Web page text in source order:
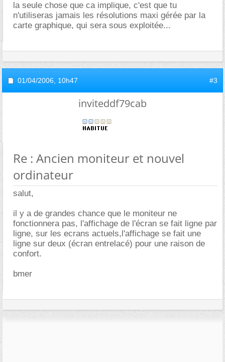
la seule chose que ca implique, c'est que tu
n'utiliseras jamais les résolutions maxi gérée par la
carte graphique, qui sera sous exploitée...
01/04/2006, 10h47 #3
inviteddf79cab
Re : Ancien moniteur et nouvel
ordinateur
salut,
il y a de grandes chance que le moniteur ne
fonctionnera pas, l'affichage de l'écran se fait ligne par
ligne, sur les ecrans actuels,l'affichage se fait une
ligne sur deux (écran entrelacé) pour une raison de
confort.
bmer